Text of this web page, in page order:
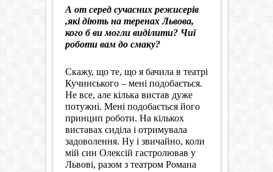
А от серед сучасних режисерів
,які діють на теренах Львова,
кого б ви могли виділити? Чиї
роботи вам до смаку?
Скажу, що те, що я бачила в театрі
Кучинського – мені подобається.
Не все, але кілька вистав дуже
потужні. Мені подобається його
принцип роботи. На кількох
виставах сиділа і отримувала
задоволення. Ну і звичайно, коли
мій син Олексій гастролював у
Львові, разом з театром Романа